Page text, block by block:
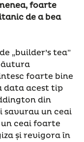
foarte
de a bea
„builder’s tea”
foarte bine
data acest tip
din
savurau un ceai
ceai foarte
și revigora în